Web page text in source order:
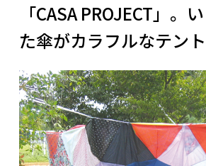
「CASA PROJECT」。
た傘がカラフルなテント